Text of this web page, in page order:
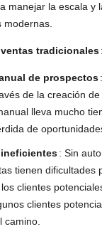
manejar la escala y
modernas.
tradicionales:
de prospectos
de la creación
lleva mucho
de
: Sin
tienen dificultades
clientes
clientes
camino.